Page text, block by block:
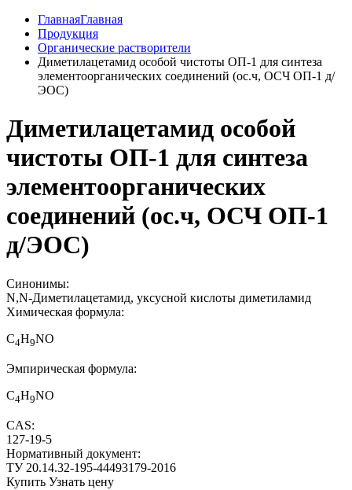
ГлавнаяГлавная
Продукция
Органические растворители
Диметилацетамид особой чистоты ОП-1 для синтеза
элементоорганических соединений (ос.ч, ОСЧ ОП-1 д/
ЭОС)
Диметилацетамид особой
чистоты ОП-1 для синтеза
элементоорганических
соединений (ос.ч, ОСЧ ОП-1
д/ЭОС)
Синонимы:
N,N-Диметилацетамид, уксусной кислоты диметиламид
Химическая формула:
С4Н9NO
Эмпирическая формула:
С4Н9NO
CAS:
127-19-5
Нормативный документ:
ТУ 20.14.32-195-44493179-2016
Купить Узнать цену